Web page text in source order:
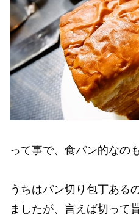
って事で、食パン的なの
うちはパン切り包丁ある
ましたが、言えば切って